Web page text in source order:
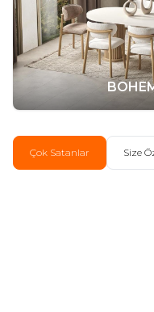
Çok Satanlar Size